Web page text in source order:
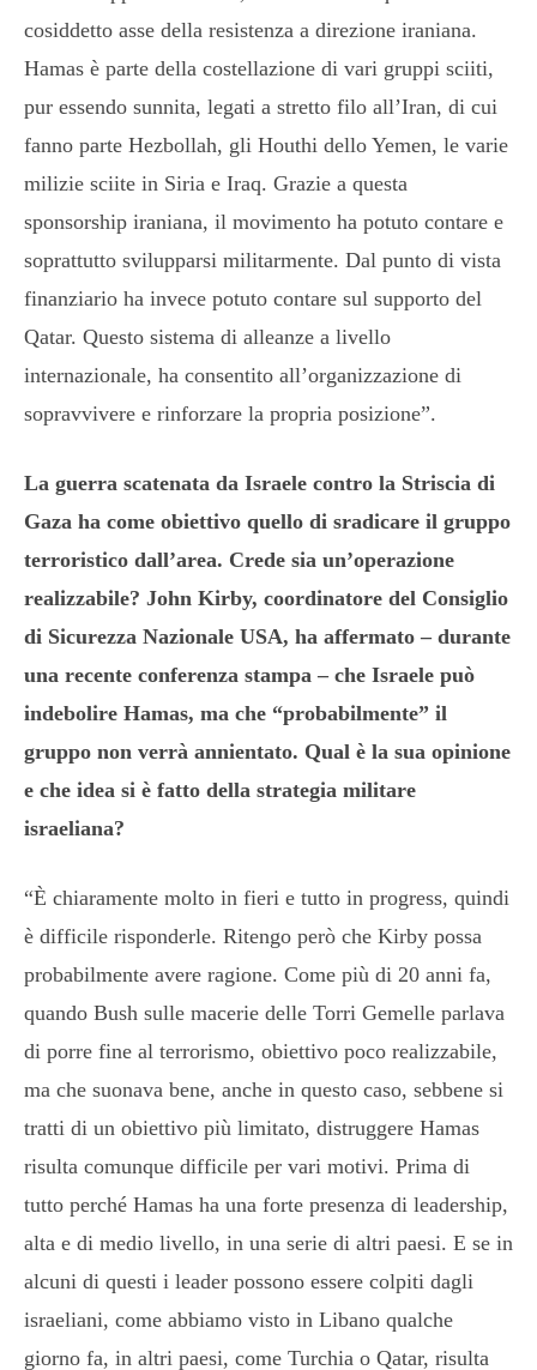
cosiddetto asse della resistenza a direzione iraniana.
Hamas è parte della costellazione di vari gruppi sciiti,
pur essendo sunnita, legati a stretto filo all’Iran, di cui
fanno parte Hezbollah, gli Houthi dello Yemen, le varie
milizie sciite in Siria e Iraq. Grazie a questa
sponsorship iraniana, il movimento ha potuto contare e
soprattutto svilupparsi militarmente. Dal punto di vista
finanziario ha invece potuto contare sul supporto del
Qatar. Questo sistema di alleanze a livello
internazionale, ha consentito all’organizzazione di
sopravvivere e rinforzare la propria posizione”.
La guerra scatenata da Israele contro la Striscia di
Gaza ha come obiettivo quello di sradicare il gruppo
terroristico dall’area. Crede sia un’operazione
realizzabile? John Kirby, coordinatore del Consiglio
di Sicurezza Nazionale USA, ha affermato – durante
una recente conferenza stampa – che Israele può
indebolire Hamas, ma che “probabilmente” il
gruppo non verrà annientato. Qual è la sua opinione
e che idea si è fatto della strategia militare
israeliana?
“È chiaramente molto in fieri e tutto in progress, quindi
è difficile risponderle. Ritengo però che Kirby possa
probabilmente avere ragione. Come più di 20 anni fa,
quando Bush sulle macerie delle Torri Gemelle parlava
di porre fine al terrorismo, obiettivo poco realizzabile,
ma che suonava bene, anche in questo caso, sebbene si
tratti di un obiettivo più limitato, distruggere Hamas
risulta comunque difficile per vari motivi. Prima di
tutto perché Hamas ha una forte presenza di leadership,
alta e di medio livello, in una serie di altri paesi. E se in
alcuni di questi i leader possono essere colpiti dagli
israeliani, come abbiamo visto in Libano qualche
giorno fa, in altri paesi, come Turchia o Qatar, risulta